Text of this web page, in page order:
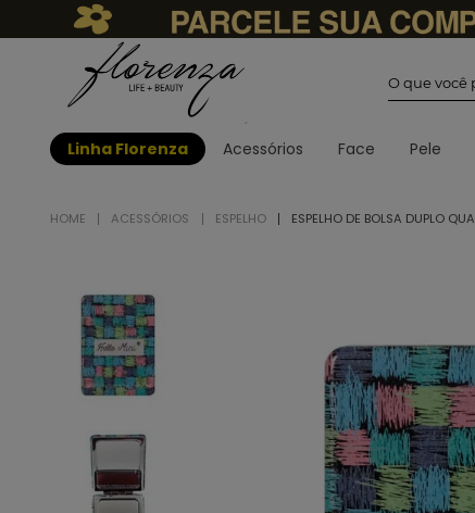
Linha Florenza Acessórios Face Pele
ACESSÓRIOS ESPELHO ESPELHO DE BOLSA DUPLO